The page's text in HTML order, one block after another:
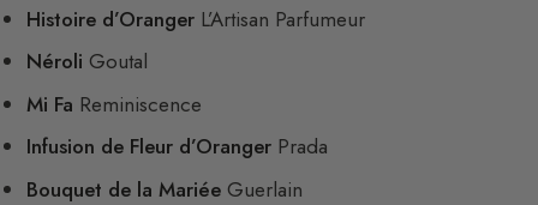
Histoire d’Oranger L’Artisan Parfumeur
Néroli Goutal
Mi Fa Reminiscence
Infusion de Fleur d’Oranger Prada
Bouquet de la Mariée Guerlain